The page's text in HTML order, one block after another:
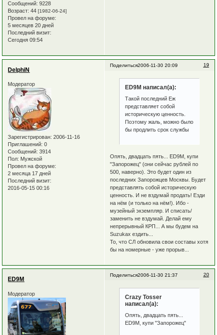
Сообщений: 9228
Возраст: 44[1982-06-24]
Провел на форуме:
5 месяцев 20 дней
Последний визит:
Сегодня 09:54
Поделиться 19
2006-11-30 20:09
DelphiN
Модератор
Зарегистрирован: 2006-11-16
Приглашений: 0
Сообщений: 3914
Пол: Мужской
Провел на форуме:
2 месяца 17 дней
Последний визит:
2016-05-15 00:16
ED9M написал(а):
Такой последний Еж
представляет собой
историческую ценность.
Поэтому жаль, можно было
бы продлить срок службы
Опять, двадцать пять... ED9M, купи
"Запорожец" (они сейчас рублей по
500, наверно). Это будет один из
последних Запорожцев Москвы. Будет
представлять собой историческую
ценность. И не вздумай продать! Езди
на нём (и только на нём!). Ибо -
музейный экземпляр. И списать/
заменить не вздумай. Делай ему
непрерывный КРП... А мы будем на
Suzukах ездить...
То, что СЛ обновила свои составы хотя
бы на номерные - уже прорыв...
Поделиться 20
2006-11-30 21:37
ED9M
Модератор
Crazy Tosser
написал(а):
Опять, двадцать пять...
ED9M, купи "Запорожец"